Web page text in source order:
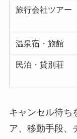
旅行会社ツアー
温泉宿・旅館
民泊・貸別荘
キャンセル待ち
ア、移動手段、